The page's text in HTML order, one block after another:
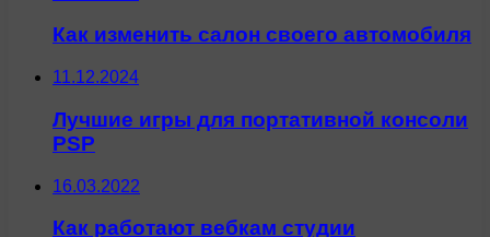
Как изменить салон своего автомобиля
11.12.2024
Лучшие игры для портативной консоли
PSP
16.03.2022
Как работают вебкам студии